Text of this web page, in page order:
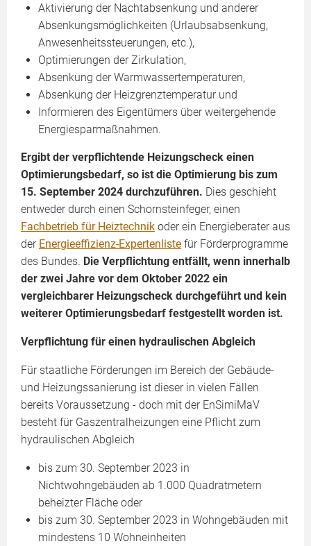
Aktivierung der Nachtabsenkung und anderer
Absenkungsmöglichkeiten (Urlaubsabsenkung,
Anwesenheitssteuerungen, etc.),
Optimierungen der Zirkulation,
Absenkung der Warmwassertemperaturen,
Absenkung der Heizgrenztemperatur und
Informieren des Eigentümers über weitergehende
Energiesparmaßnahmen.
Ergibt der verpflichtende Heizungscheck einen
Optimierungsbedarf, so ist die Optimierung bis zum
15. September 2024 durchzuführen. Dies geschieht
entweder durch einen Schornsteinfeger, einen
Fachbetrieb für Heiztechnik oder ein Energieberater aus
der Energieeffizienz-Expertenliste für Förderprogramme
des Bundes. Die Verpflichtung entfällt, wenn innerhalb
der zwei Jahre vor dem Oktober 2022 ein
vergleichbarer Heizungscheck durchgeführt und kein
weiterer Optimierungsbedarf festgestellt worden ist.
Verpflichtung für einen hydraulischen Abgleich
Für staatliche Förderungen im Bereich der Gebäude-
und Heizungssanierung ist dieser in vielen Fällen
bereits Voraussetzung - doch mit der EnSimiMaV
besteht für Gaszentralheizungen eine Pflicht zum
hydraulischen Abgleich
bis zum 30. September 2023 in
Nichtwohngebäuden ab 1.000 Quadratmetern
beheizter Fläche oder
bis zum 30. September 2023 in Wohngebäuden mit
mindestens 10 Wohneinheiten